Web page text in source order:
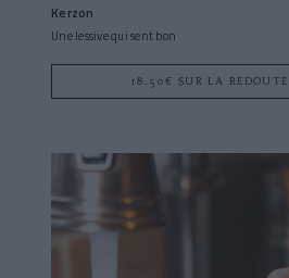
Kerzon
Une lessive qui sent bon
18.50€ SUR LA REDOUTE